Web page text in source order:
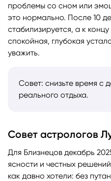
проблемы со сном или
это нормально. После 10
стабилизируется, а к
спокойная, глубокая
уважить.
Совет: снизьте время с
реального отдыха.
Совет астрологов
Для Близнецов декабрь
ясности и честных
как давно хотели: без